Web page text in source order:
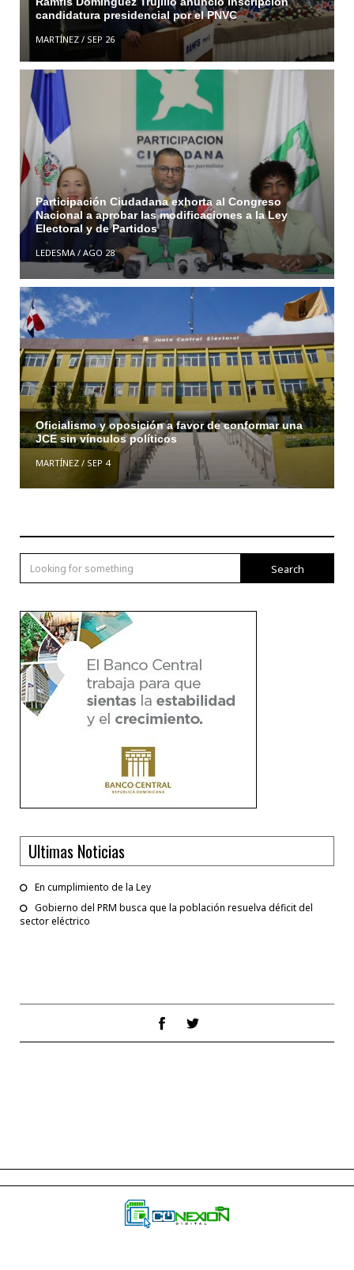
candidatura presidencial por el PNVC
MARTÍNEZ/ SEP 26
Participación Ciudadana exhorta al Congreso
Nacional a aprobar las modificaciones a la Ley
Electoral y de Partidos
LEDESMA/ AGO 28
Oficialismo y oposición a favor de conformar una
JCE sin vínculos políticos
MARTÍNEZ/ SEP 4
Search
Ultimas Noticias
En cumplimiento de la Ley
Gobierno del PRM busca que la población resuelva déficit del
sector eléctrico